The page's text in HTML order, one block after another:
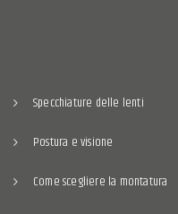
Specchiature delle lenti
Postura e visione
Come scegliere la montatura